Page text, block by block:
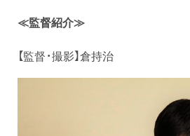
≪監督紹介≫
【監督・撮影】倉持治